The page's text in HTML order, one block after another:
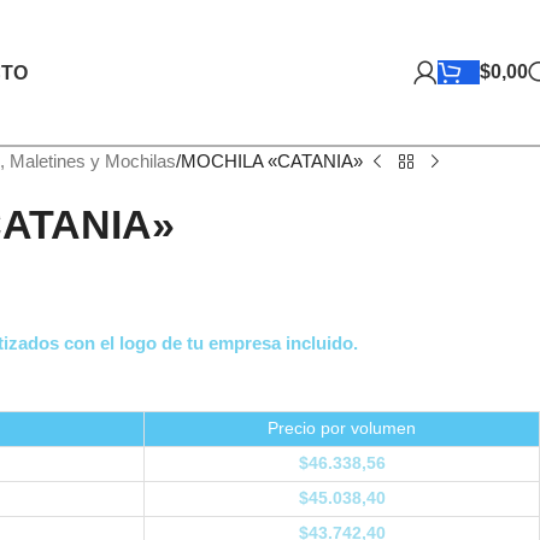
$0,00
Maletines y Mochilas MOCHILA «CATANIA»
con el logo de tu empresa incluido.
Precio por volumen
$46.338,56
$45.038,40
$43.742,40